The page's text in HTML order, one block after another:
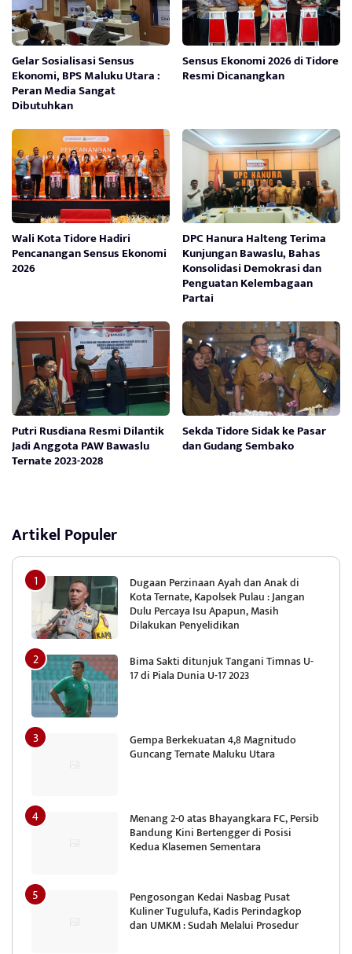
Gelar Sosialisasi Sensus
Ekonomi, BPS Maluku Utara :
Peran Media Sangat
Dibutuhkan
Sensus Ekonomi 2026 di Tidore
Resmi Dicanangkan
Wali Kota Tidore Hadiri
Pencanangan Sensus Ekonomi
2026
DPC Hanura Halteng Terima
Kunjungan Bawaslu, Bahas
Konsolidasi Demokrasi dan
Penguatan Kelembagaan
Partai
Putri Rusdiana Resmi Dilantik
Jadi Anggota PAW Bawaslu
Ternate 2023-2028
Sekda Tidore Sidak ke Pasar
dan Gudang Sembako
Artikel Populer
Dugaan Perzinaan Ayah dan Anak di
Kota Ternate, Kapolsek Pulau : Jangan
Dulu Percaya Isu Apapun, Masih
Dilakukan Penyelidikan
Bima Sakti ditunjuk Tangani Timnas U-
17 di Piala Dunia U-17 2023
Gempa Berkekuatan 4,8 Magnitudo
Guncang Ternate Maluku Utara
Menang 2-0 atas Bhayangkara FC, Persib
Bandung Kini Bertengger di Posisi
Kedua Klasemen Sementara
Pengosongan Kedai Nasbag Pusat
Kuliner Tugulufa, Kadis Perindagkop
dan UMKM : Sudah Melalui Prosedur